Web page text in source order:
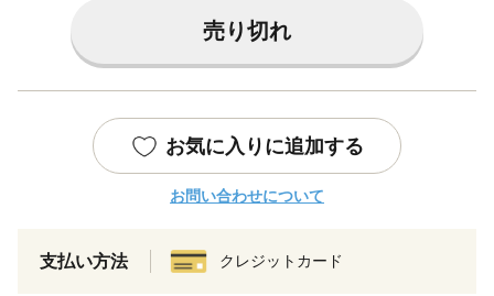
売り切れ
お気に入りに追加する
お問い合わせについて
支払い方法 クレジットカード